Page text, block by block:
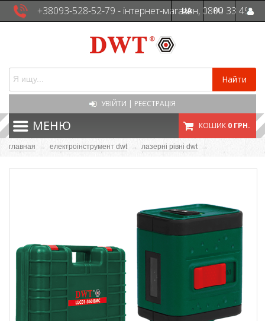
+38093-528-52-79 - інтернет-магазин, 0800 33 49
UA RU
Найти
УВІЙТИ | РЕЄСТРАЦІЯ
МЕНЮ КОШИК 0 ГРН.
главная → eлектроінструмент dwt → лазерні рівні dwt →